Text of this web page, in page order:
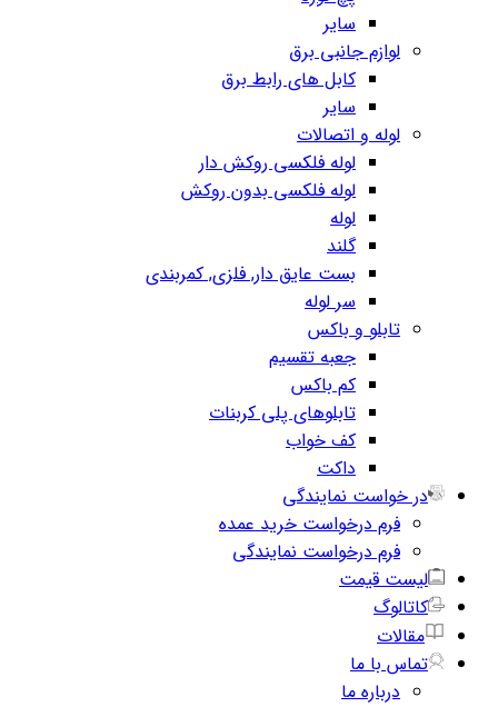
سایر
لوازم جانبی برق
کابل های رابط برق
سایر
لوله و اتصالات
لوله فلکسی روکش دار
لوله فلکسی بدون روکش
لوله
گلند
بست عایق دار, فلزی, کمربندی
سر لوله
تابلو و باکس
جعبه تقسیم
کم باکس
تابلوهای پلی کربنات
کف خواب
داکت
در خواست نمایندگی
فرم درخواست خرید عمده
فرم درخواست نمایندگی
لیست قیمت
کاتالوگ
مقالات
تماس با ما
درباره ما